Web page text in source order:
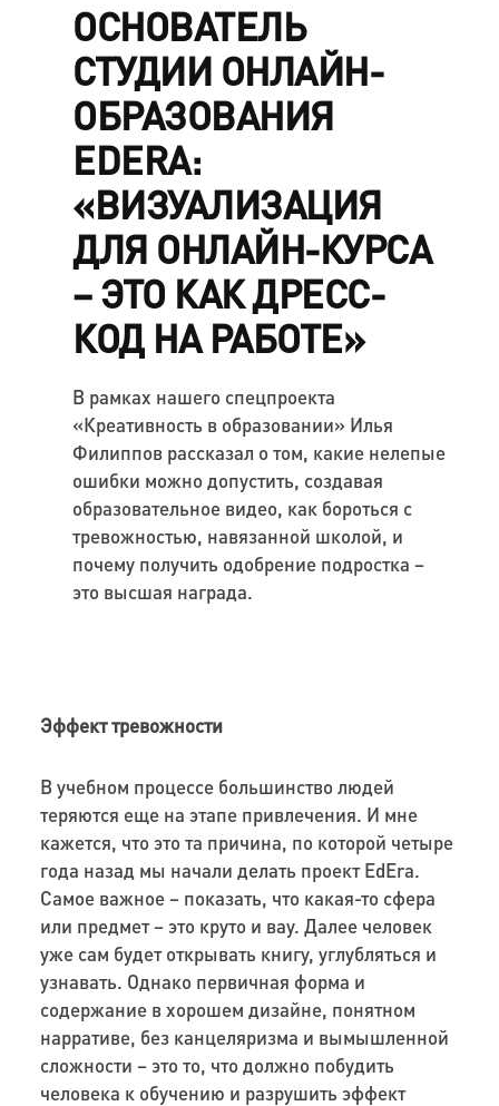
ОСНОВАТЕЛЬ
СТУДИИ ОНЛАЙН-
ОБРАЗОВАНИЯ
EDERA:
«ВИЗУАЛИЗАЦИЯ
ДЛЯ ОНЛАЙН-КУРСА
– ЭТО КАК ДРЕСС-
КОД НА РАБОТЕ»
В рамках нашего спецпроекта
«Креативность в образовании» Илья
Филиппов рассказал о том, какие нелепые
ошибки можно допустить, создавая
образовательное видео, как бороться с
тревожностью, навязанной школой, и
почему получить одобрение подростка –
это высшая награда.
Эффект тревожности
В учебном процессе большинство людей
теряются еще на этапе привлечения. И мне
кажется, что это та причина, по которой четыре
года назад мы начали делать проект EdEra.
Самое важное – показать, что какая-то сфера
или предмет – это круто и вау. Далее человек
уже сам будет открывать книгу, углубляться и
узнавать. Однако первичная форма и
содержание в хорошем дизайне, понятном
нарративе, без канцеляризма и вымышленной
сложности – это то, что должно побудить
человека к обучению и разрушить эффект